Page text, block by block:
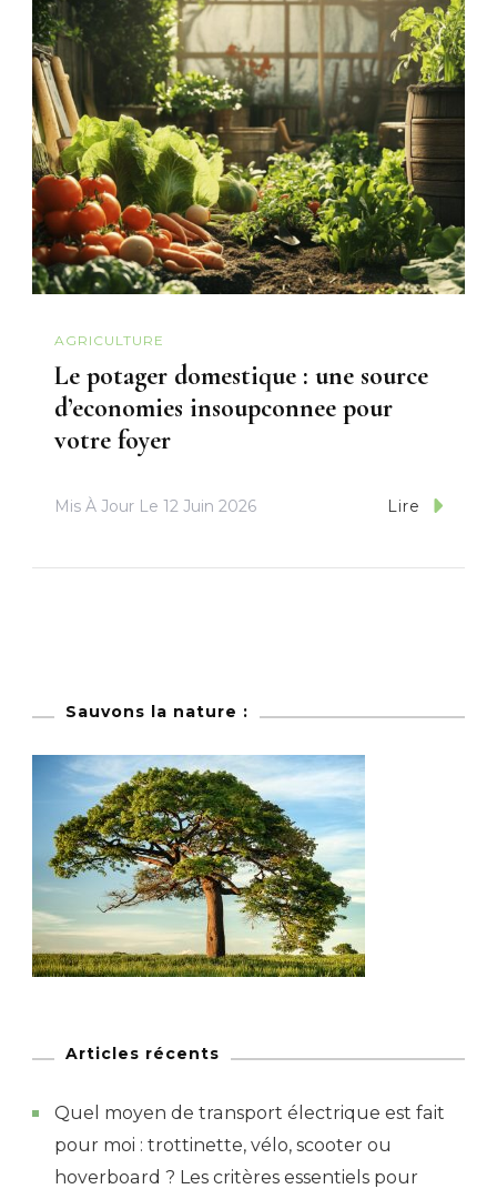
AGRICULTURE
Le potager domestique : une source
d’economies insoupconnee pour
votre foyer
Mis À Jour Le 12 Juin 2026 Lire
Sauvons la nature :
Articles récents
Quel moyen de transport électrique est fait
pour moi : trottinette, vélo, scooter ou
hoverboard ? Les critères essentiels pour